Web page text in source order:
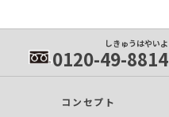
しきゅうはやいよ
0120-49-8814
コンセプト